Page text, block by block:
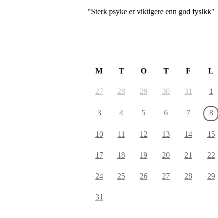
"Sterk psyke er viktigere enn god fysikk"
M T O T F L
27 28 29 30 31 1
3 4 5 6 7 8
10 11 12 13 14 15
17 18 19 20 21 22
24 25 26 27 28 29
31